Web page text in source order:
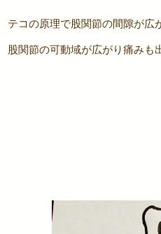
テコの原理で股関節の間隙が広
股関節の可動域が広がり痛みも